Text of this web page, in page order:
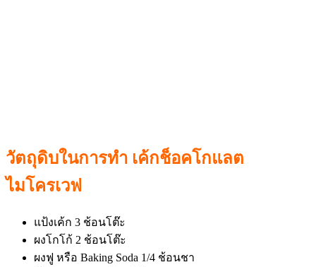
วัตถุดิบในการทำ เค้กช็อคโกแลต
ไมโครเวฟ
แป้งเค้ก 3 ช้อนโต๊ะ
ผงโกโก้ 2 ช้อนโต๊ะ
ผงฟู หรือ Baking Soda 1/4 ช้อนชา